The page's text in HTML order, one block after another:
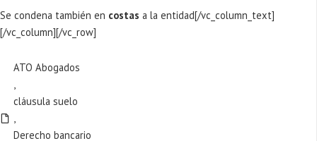
Se condena también en costas a la entidad[/vc_column_text]
[/vc_column][/vc_row]
ATO Abogados
cláusula suelo
Derecho bancario